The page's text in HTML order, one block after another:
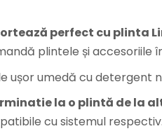
perfect cu plinta
plintele și accesoriile
ușor umedă cu detergent
la o plintă de la
cu sistemul respectiv.